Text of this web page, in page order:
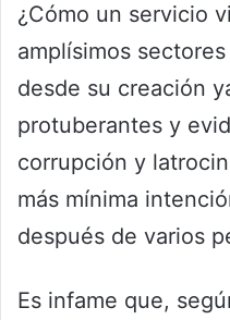
¿Cómo un servicio
amplísimos
desde su creación
protuberantes y
corrupción y
más mínima
después de varios
Es infame que,